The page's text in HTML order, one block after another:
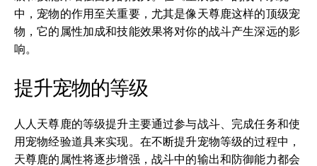
中，宠物的作用至关重要，尤其是像天尊鹿这样的顶级宠
物，它的属性加成和技能效果将对你的战斗产生深远的影
响。
提升宠物的等级
人人天尊鹿的等级提升主要通过参与战斗、完成任务和使
用宠物经验道具来实现。在不断提升宠物等级的过程中，
天尊鹿的属性将逐步增强，战斗中的输出和防御能力都会